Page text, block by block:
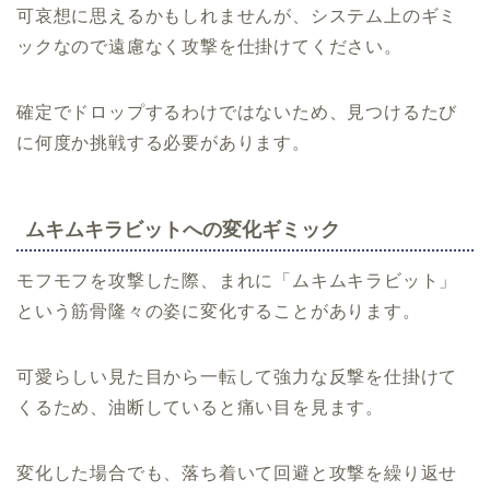
可哀想に思えるかもしれませんが、システム上のギミ
ックなので遠慮なく攻撃を仕掛けてください。
確定でドロップするわけではないため、見つけるたび
に何度か挑戦する必要があります。
ムキムキラビットへの変化ギミック
モフモフを攻撃した際、まれに「ムキムキラビット」
という筋骨隆々の姿に変化することがあります。
可愛らしい見た目から一転して強力な反撃を仕掛けて
くるため、油断していると痛い目を見ます。
変化した場合でも、落ち着いて回避と攻撃を繰り返せ